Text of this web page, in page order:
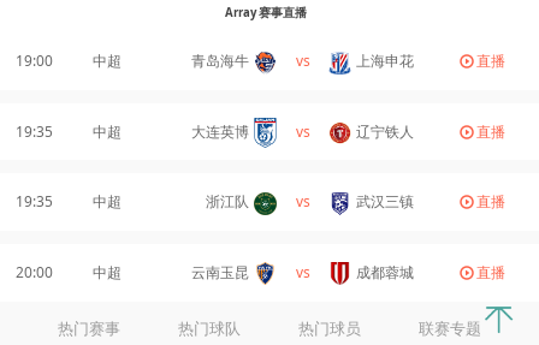
Array 赛事直播
19:00 中超 青岛海牛 vs 上海申花 直播
19:35 中超 大连英博 vs 辽宁铁人 直播
19:35 中超 浙江队 vs 武汉三镇 直播
20:00 中超 云南玉昆 vs 成都蓉城 直播
热门赛事 热门球队 热门球员 联赛专题